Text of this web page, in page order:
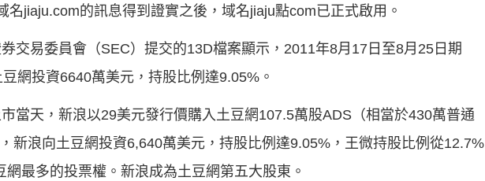
名jiaju.com的訊息得到證實之後，域名jiaju點com已正式啟用。
交易委員會（SEC）提交的13D檔案顯示，2011年8月17日至8月25日期
網投資6640萬美元，持股比例達9.05%。
當天，新浪以29美元發行價購入土豆網107.5萬股ADS（相當於430萬普通
新浪向土豆網投資6,640萬美元，持股比例達9.05%，王微持股比例從12.7%
網最多的投票權。新浪成為土豆網第五大股東。